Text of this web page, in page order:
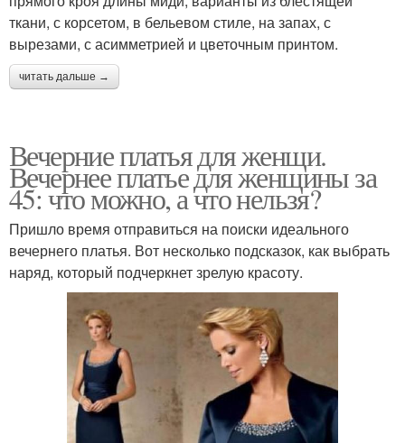
ткани, с корсетом, в бельевом стиле, на запах, с
вырезами, с асимметрией и цветочным принтом.
читать дальше →
Вечерние платья для женщи.
Вечернее платье для женщины за
45: что можно, а что нельзя?
Пришло время отправиться на поиски идеального
вечернего платья. Вот несколько подсказок, как выбрать
наряд, который подчеркнет зрелую красоту.